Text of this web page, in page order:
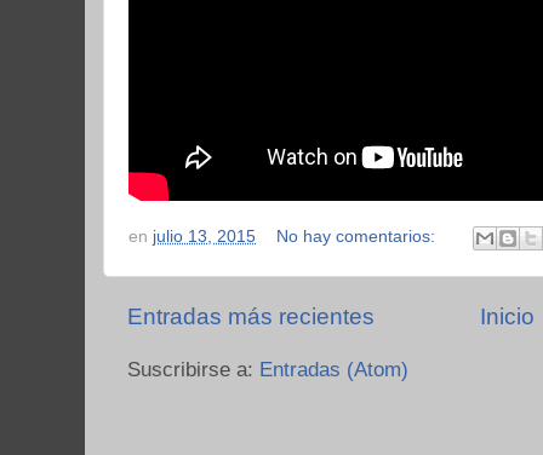
en julio 13, 2015 No hay comentarios:
Entradas más recientes Inicio
Suscribirse a: Entradas (Atom)